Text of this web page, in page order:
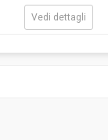
Vedi dettagli